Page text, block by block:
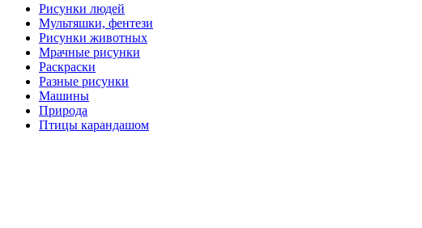
Рисунки людей
Мультяшки, фентези
Рисунки животных
Мрачные рисунки
Раскраски
Разные рисунки
Машины
Природа
Птицы карандашом